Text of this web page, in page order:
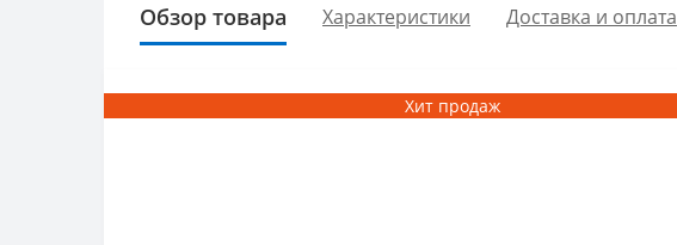
Обзор товара Характеристики Доставка и оплата
Хит продаж